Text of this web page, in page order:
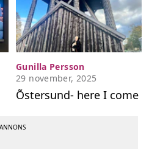
Õstersund- here I come
Gunilla Persson
29 november, 2025